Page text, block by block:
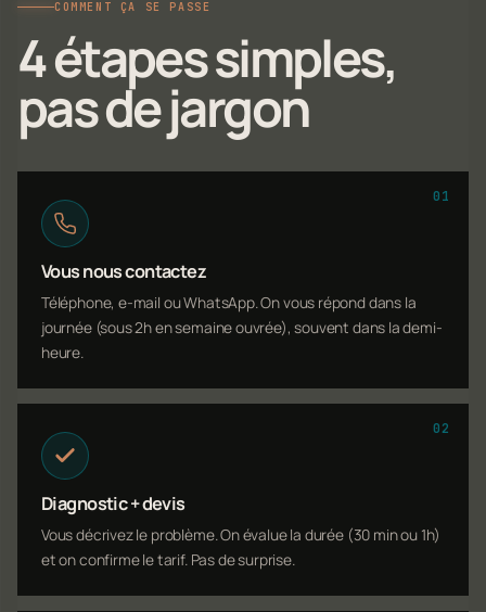
COMMENT ÇA SE PASSE
4 étapes simples,
pas de jargon
01
Vous nous contactez
Téléphone, e-mail ou WhatsApp. On vous répond dans la
journée (sous 2h en semaine ouvrée), souvent dans la demi-
heure.
02
Diagnostic + devis
Vous décrivez le problème. On évalue la durée (30 min ou 1h)
et on confirme le tarif. Pas de surprise.